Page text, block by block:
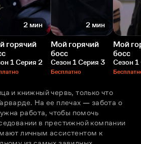
2 мин
горячий
1 Серия 2
2 мин
Мой горячий
босс
Сезон 1 Серия 3
Бесплатно
Мой
босс
Сезон
и книжный червь, только что
На ее плечах — забота о
работа, чтобы помочь
в престижной компании
личным ассистентом к